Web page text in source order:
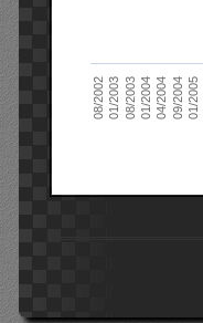
08/200201/200308/200301/200404/200409/200401/2005